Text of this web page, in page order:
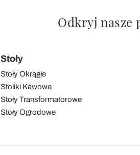
Odkryj nasze
Stoły
Stoły Okrągłe
Stoliki Kawowe
Stoły Transformatorowe
Stoły Ogrodowe